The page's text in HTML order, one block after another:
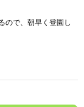
ので、朝早く登園し